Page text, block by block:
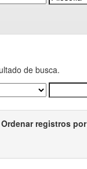
de busca.
Ordenar registros por